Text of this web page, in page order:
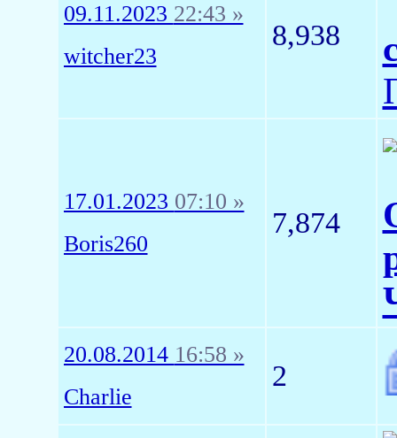
09.11.2023 22:43 »
witcher23
8,938
17.01.2023 07:10 »
Boris260
7,874
20.08.2014 16:58 »
Charlie
2